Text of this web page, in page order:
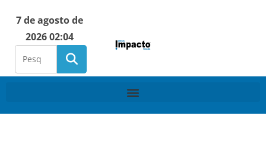
7 de agosto de
2026 02:04